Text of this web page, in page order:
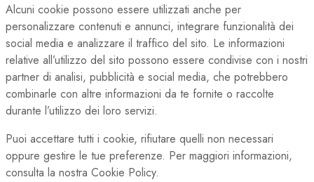
Alcuni cookie possono essere utilizzati anche per
personalizzare contenuti e annunci, integrare funzionalità dei
social media e analizzare il traffico del sito. Le informazioni
relative all’utilizzo del sito possono essere condivise con i nostri
partner di analisi, pubblicità e social media, che potrebbero
combinarle con altre informazioni da te fornite o raccolte
durante l’utilizzo dei loro servizi.
Puoi accettare tutti i cookie, rifiutare quelli non necessari
oppure gestire le tue preferenze. Per maggiori informazioni,
consulta la nostra Cookie Policy.